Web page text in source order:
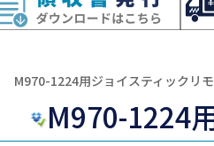
>M970-1224用ジョイスティックリ
M970-1224